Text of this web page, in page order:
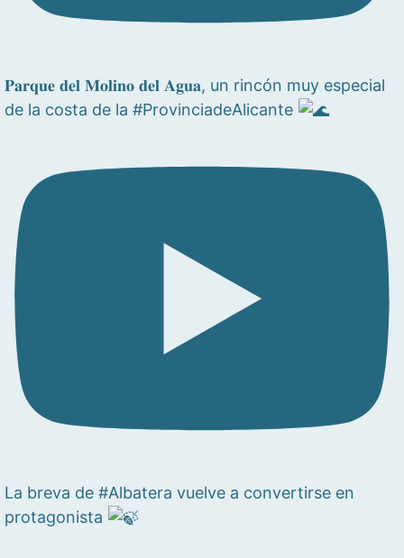
𝐏𝐚𝐫𝐪𝐮𝐞 𝐝𝐞𝐥 𝐌𝐨𝐥𝐢𝐧𝐨 𝐝𝐞𝐥 𝐀𝐠𝐮𝐚, un rincón muy especial
de la costa de la #ProvinciadeAlicante
La breva de #Albatera vuelve a convertirse en
protagonista